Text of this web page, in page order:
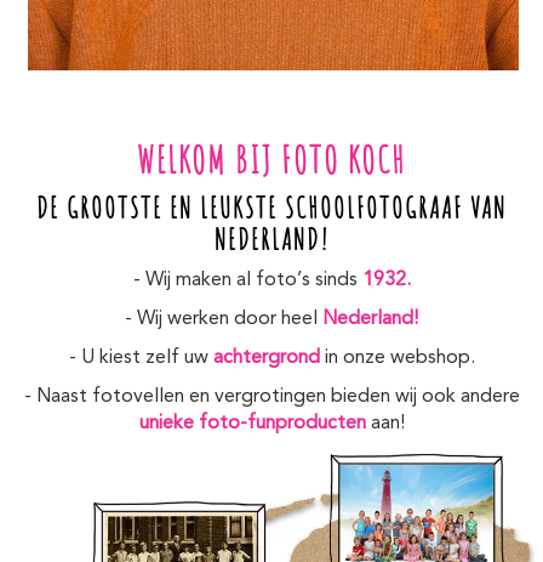
WELKOM BIJ FOTO KOCH
DE GROOTSTE EN LEUKSTE SCHOOLFOTOGRAAF VAN
NEDERLAND!
- Wij maken al foto’s sinds 1932.
- Wij werken door heel
Nederland!
- U kiest zelf uw achtergrond in onze webshop.
- Naast fotovellen en vergrotingen bieden wij ook andere
unieke foto-funproductenaan!